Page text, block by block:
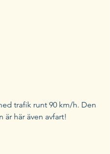
trafik runt 90 km/h. Den
är här även avfart!